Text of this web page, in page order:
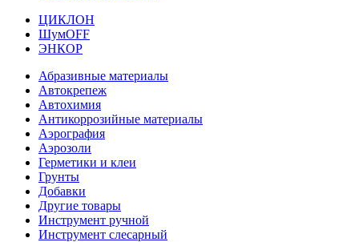
ЦИКЛОН
ШумOFF
ЭНКОР
Абразивные материалы
Автокрепеж
Автохимия
Антикоррозийные материалы
Аэрография
Аэрозоли
Герметики и клеи
Грунты
Добавки
Другие товары
Инструмент ручной
Инструмент слесарный